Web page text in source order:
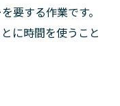
要する作業です。
に時間を使うこと